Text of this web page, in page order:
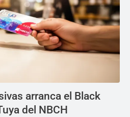
arranca el Black
del NBCH